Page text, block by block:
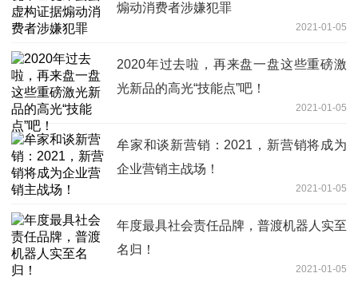
煽动消费者涉嫌犯罪
2021-01-05
2020年过去啦，再来盘一盘这些重磅激
光新品的高光“技能点”吧！
2021-01-05
牟家和谈新营销：2021，新营销将成为
企业营销主战场！
2021-01-05
年度最具社会责任品牌，普渡机器人实至
名归！
2021-01-05